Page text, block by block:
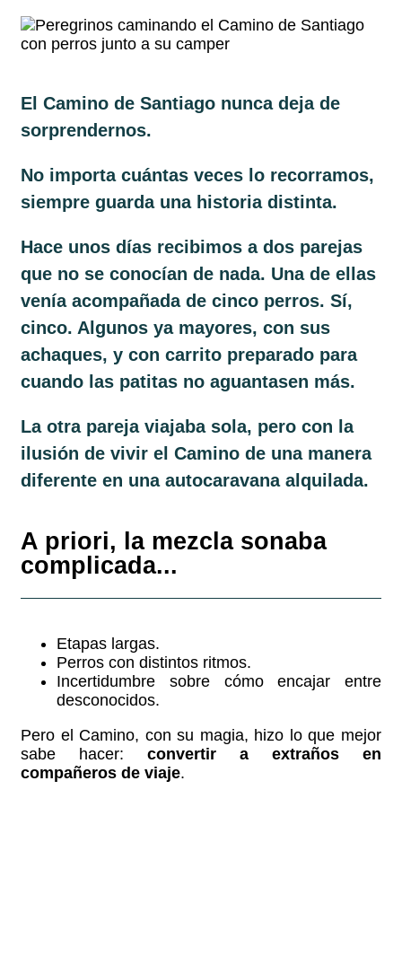
El Camino de Santiago nunca deja de
sorprendernos.
No importa cuántas veces lo recorramos,
siempre guarda una historia distinta.
Hace unos días recibimos a dos parejas
que no se conocían de nada. Una de ellas
venía acompañada de cinco perros. Sí,
cinco. Algunos ya mayores, con sus
achaques, y con carrito preparado para
cuando las patitas no aguantasen más.
La otra pareja viajaba sola, pero con la
ilusión de vivir el Camino de una manera
diferente en una autocaravana alquilada.
A priori, la mezcla sonaba
complicada...
Etapas largas.
Perros con distintos ritmos.
Incertidumbre sobre cómo encajar entre
desconocidos.
Pero el Camino, con su magia, hizo lo que mejor
sabe hacer: convertir a extraños en
compañeros de viaje.